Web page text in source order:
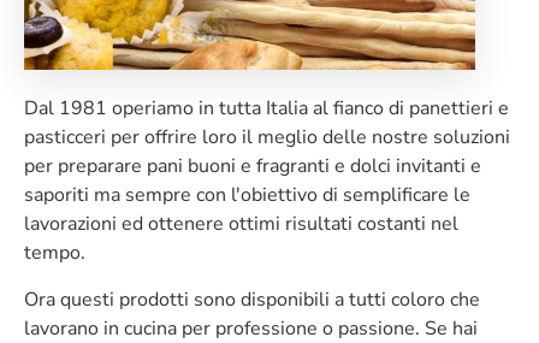
Dal 1981 operiamo in tutta Italia al fianco di panettieri e
pasticceri per offrire loro il meglio delle nostre soluzioni
per preparare pani buoni e fragranti e dolci invitanti e
saporiti ma sempre con l'obiettivo di semplificare le
lavorazioni ed ottenere ottimi risultati costanti nel
tempo.
Ora questi prodotti sono disponibili a tutti coloro che
lavorano in cucina per professione o passione. Se hai